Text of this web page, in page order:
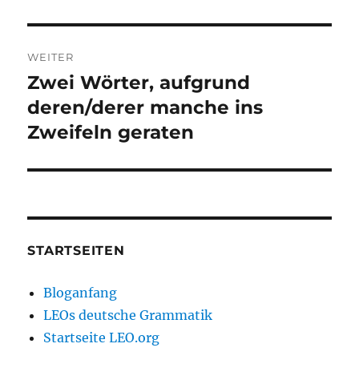
WEITER
Nächster
Beitrag:
Zwei Wörter, aufgrund
deren/derer manche ins
Zweifeln geraten
STARTSEITEN
Bloganfang
LEOs deutsche Grammatik
Startseite LEO.org